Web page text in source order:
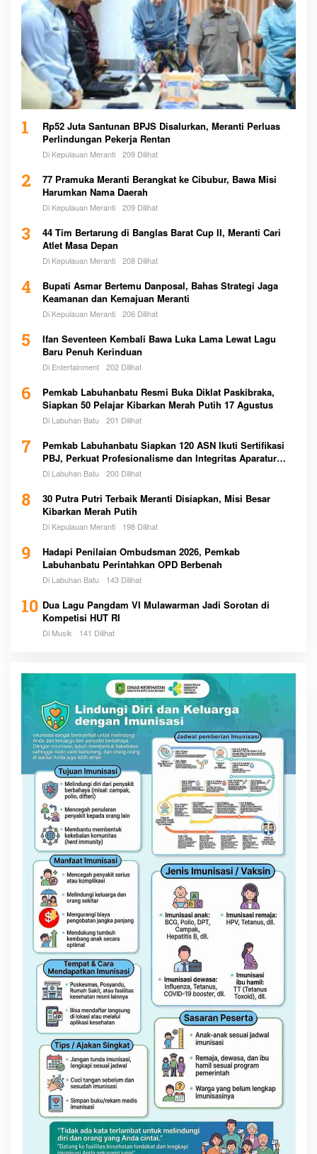
1
Rp52 Juta Santunan BPJS Disalurkan, Meranti Perluas
Perlindungan Pekerja Rentan
Di Kepulauan Meranti 209 Dilihat
2
77 Pramuka Meranti Berangkat ke Cibubur, Bawa Misi
Harumkan Nama Daerah
Di Kepulauan Meranti 209 Dilihat
3
44 Tim Bertarung di Banglas Barat Cup II, Meranti Cari
Atlet Masa Depan
Di Kepulauan Meranti 208 Dilihat
4
Bupati Asmar Bertemu Danposal, Bahas Strategi Jaga
Keamanan dan Kemajuan Meranti
Di Kepulauan Meranti 206 Dilihat
5
Ifan Seventeen Kembali Bawa Luka Lama Lewat Lagu
Baru Penuh Kerinduan
Di Entertainment 202 Dilihat
6
Pemkab Labuhanbatu Resmi Buka Diklat Paskibraka,
Siapkan 50 Pelajar Kibarkan Merah Putih 17 Agustus
Di Labuhan Batu 201 Dilihat
7
Pemkab Labuhanbatu Siapkan 120 ASN Ikuti Sertifikasi
PBJ, Perkuat Profesionalisme dan Integritas Aparatur
Pemerintah
Di Labuhan Batu 200 Dilihat
8
30 Putra Putri Terbaik Meranti Disiapkan, Misi Besar
Kibarkan Merah Putih
Di Kepulauan Meranti 198 Dilihat
9
Hadapi Penilaian Ombudsman 2026, Pemkab
Labuhanbatu Perintahkan OPD Berbenah
Di Labuhan Batu 143 Dilihat
10 Dua Lagu Pangdam VI Mulawarman Jadi Sorotan di
Kompetisi HUT RI
Di Musik 141 Dilihat